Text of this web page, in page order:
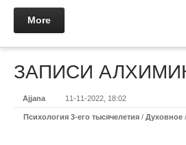
More
ЗАПИСИ
Ajjana 11-11-2022, 18:02
Психология 3-его тысячелетия / Духовное /